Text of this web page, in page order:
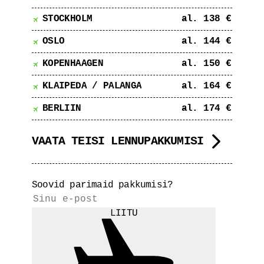
STOCKHOLM al. 138 €
OSLO al. 144 €
KOPENHAAGEN al. 150 €
KLAIPEDA / PALANGA al. 164 €
BERLIIN al. 174 €
VAATA TEISI LENNUPAKKUMISI
Soovid parimaid pakkumisi?
LIITU